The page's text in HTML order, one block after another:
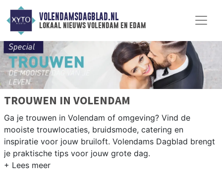
VOLENDAMSDAGBLAD.NL
lokaal nieuws volendam en edam
TROUWEN IN VOLENDAM
Ga je trouwen in Volendam of omgeving? Vind de
mooiste trouwlocaties, bruidsmode, catering en
inspiratie voor jouw bruiloft. Volendams Dagblad brengt
je praktische tips voor jouw grote dag.